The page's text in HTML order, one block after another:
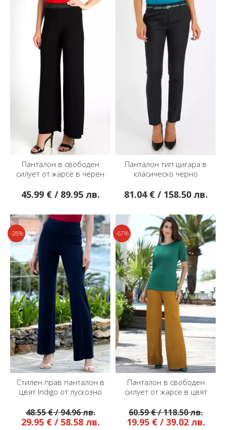
Панталон в свободен
силует от жарсе в черен
45.99 € / 89.95 лв.
Панталон тип цигара в
класическо черно
81.04 € / 158.50 лв.
Стилен прав панталон в
цвят Indigo от лускозно
48.55 € / 94.96 лв.
29.95 € / 58.58 лв.
-38%
Панталон в свободен
силует от жарсе в цвят
60.59 € / 118.50 лв.
19.95 € / 39.02 лв.
-67%